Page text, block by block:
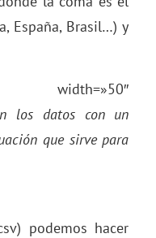
España, Brasil…) y
width=»50″
los datos con un
que sirve para
podemos hacer